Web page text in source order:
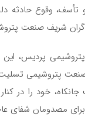
و تأسف، وقوع
شریف صنعت
پردیس،
صنعت پتروشیمی
خود را در
مصدومان شفای